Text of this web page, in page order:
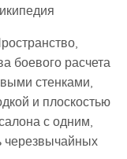
боевого расчета
стенками,
и плоскостью
с одним,
черезвычайных